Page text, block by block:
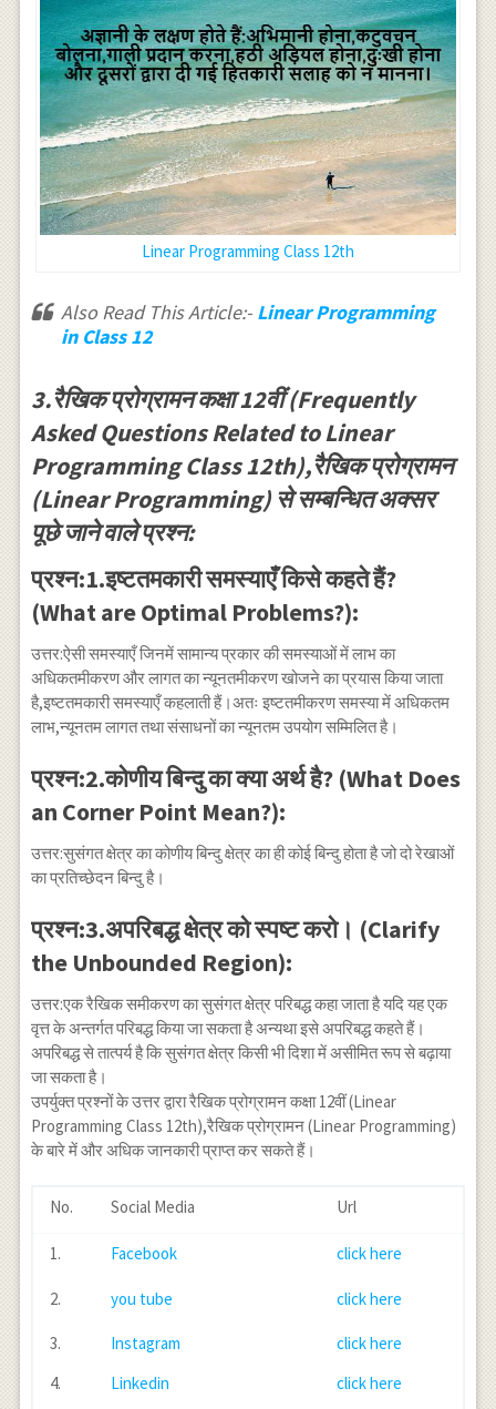
1000 \times
40+600
\times 160 \\
& & =136000
\\ \hline O &
(20,80) &
1000 \times
20+600
\times 80 \\
& & =68000
Linear Programming Class 12th
Also Read This Article:- Linear Programming
in Class 12
3.रैखिक प्रोग्रामन कक्षा 12वीं (Frequently
Asked Questions Related to Linear
Programming Class 12th),रैखिक प्रोग्रामन
(Linear Programming) से सम्बन्धित अक्सर
पूछे जाने वाले प्रश्न:
प्रश्न:1.इष्टतमकारी समस्याएँ किसे कहते हैं?
(What are Optimal Problems?):
उत्तर:ऐसी समस्याएँ जिनमें सामान्य प्रकार की समस्याओं में लाभ का
अधिकतमीकरण और लागत का न्यूनतमीकरण खोजने का प्रयास किया जाता
है,इष्टतमकारी समस्याएँ कहलाती हैं।अतः इष्टतमीकरण समस्या में अधिकतम
लाभ,न्यूनतम लागत तथा संसाधनों का न्यूनतम उपयोग सम्मिलित है।
प्रश्न:2.कोणीय बिन्दु का क्या अर्थ है? (What Does
an Corner Point Mean?):
उत्तर:सुसंगत क्षेत्र का कोणीय बिन्दु क्षेत्र का ही कोई बिन्दु होता है जो दो रेखाओं
का प्रतिच्छेदन बिन्दु है।
प्रश्न:3.अपरिबद्ध क्षेत्र को स्पष्ट करो। (Clarify
the Unbounded Region):
उत्तर:एक रैखिक समीकरण का सुसंगत क्षेत्र परिबद्ध कहा जाता है यदि यह एक
वृत्त के अन्तर्गत परिबद्ध किया जा सकता है अन्यथा इसे अपरिबद्ध कहते हैं।
अपरिबद्ध से तात्पर्य है कि सुसंगत क्षेत्र किसी भी दिशा में असीमित रूप से बढ़ाया
जा सकता है।
उपर्युक्त प्रश्नों के उत्तर द्वारा रैखिक प्रोग्रामन कक्षा 12वीं (Linear
Programming Class 12th),रैखिक प्रोग्रामन (Linear Programming)
के बारे में और अधिक जानकारी प्राप्त कर सकते हैं।
No. Social Media Url
1. Facebook click here
2. you tube click here
3. Instagram
click here
4.
Linkedin click here